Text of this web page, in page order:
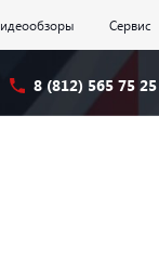
Сервис
8 (812) 565 75 25